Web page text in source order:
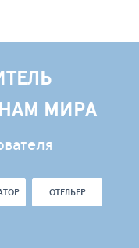
МИРА
ОТЕЛЬЕР